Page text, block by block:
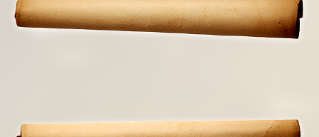
begrijpen van je huidige situatie.